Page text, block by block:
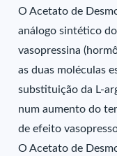
O Acetato de
análogo sintético
vasopressina
as duas moléculas
substituição da L-
num aumento do
de efeito
O Acetato de